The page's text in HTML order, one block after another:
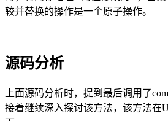
较并替换的操作是一个原子操作。
源码分析
上面源码分析时，提到最后调用了
接着继续深入探讨该方法，该方法在